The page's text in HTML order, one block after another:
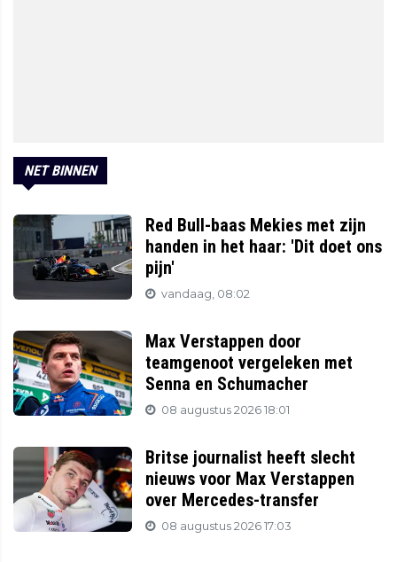
NET BINNEN
Red Bull-baas Mekies met zijn
handen in het haar: 'Dit doet ons
pijn'
vandaag, 08:02
Max Verstappen door
teamgenoot vergeleken met
Senna en Schumacher
08 augustus 2026 18:01
Britse journalist heeft slecht
nieuws voor Max Verstappen
over Mercedes-transfer
08 augustus 2026 17:03